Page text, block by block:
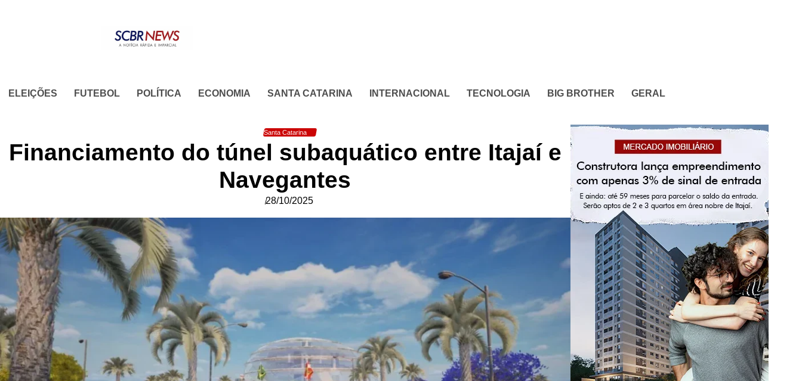
ELEIÇÕES FUTEBOL POLÍTICA ECONOMIA SANTA CATARINA INTERNACIONAL TECNOLOGIA BIG BROTHER GERAL
Santa Catarina
Financiamento do túnel subaquático entre Itajaí e
Navegantes
28/10/2025